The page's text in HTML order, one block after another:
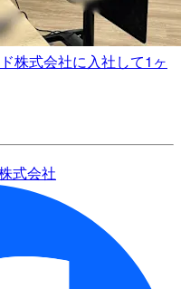
株式会社に入社して1ヶ
式会社